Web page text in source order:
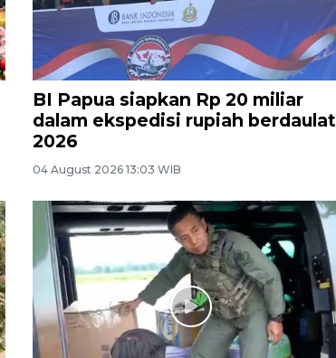
BI Papua siapkan Rp 20 miliar
dalam ekspedisi rupiah berdaulat
2026
04 August 2026 13:03 WIB